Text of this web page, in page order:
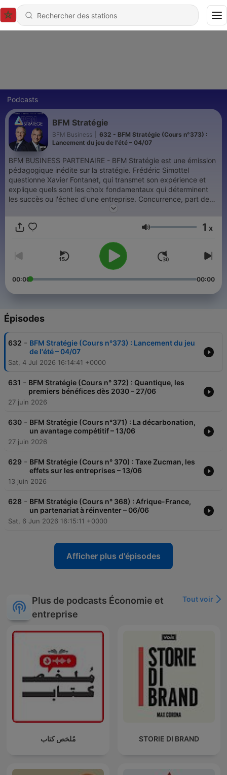
Podcasts
BFM Stratégie
BFM Business
632 - BFM Stratégie (Cours n°373) :
Lancement du jeu de l'été – 04/07
BFM BUSINESS PARTENAIRE - BFM Stratégie est une émission
pédagogique inédite sur la stratégie. Frédéric Simottel
questionne Xavier Fontanet, qui transmet son expérience et
explique quels sont les choix fondamentaux qui déterminent
les succès ou l'échec d'une entreprise. Concurrence, part de
marché, cycle de vie, métier, transformation digitale ou bien
dans un format pédagogique.
Volume 1 x
00:00 00:00
Épisodes
632 - BFM Stratégie (Cours n°373) : Lancement du jeu
de l'été – 04/07
Sat, 4 Jul 2026 16:14:41 +0000
631 - BFM Stratégie (Cours n° 372) : Quantique, les
premiers bénéfices dès 2030 – 27/06
27 juin 2026
630 - BFM Stratégie (Cours n°371) : La décarbonation,
un avantage compétitif – 13/06
27 juin 2026
629 - BFM Stratégie (Cours n° 370) : Taxe Zucman, les
effets sur les entreprises – 13/06
13 juin 2026
628 - BFM Stratégie (Cours n° 368) : Afrique-France,
un partenariat à réinventer – 06/06
Sat, 6 Jun 2026 16:15:11 +0000
Afficher plus d'épisodes
Plus de podcasts Économie et
entreprise
Tout voir
مُلخص كتاب STORIE DI BRAND